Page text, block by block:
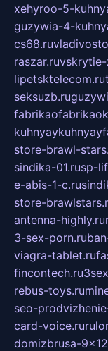
xehyroo-5-
guzywia-4-
cs68.ru
raszar.ruvskrytie-
lipetsktelecom.ru
seksuzb.ru
store-brawl-
sindika-01.rusp-
e-abis-1-c.ru
store-
antenna-highly.ru
3-sex-porn.ru
viagra-tablet.ru
fincontech.ru
rebus-toys.ru
seo-
card-voice.ru
domizbrusa-